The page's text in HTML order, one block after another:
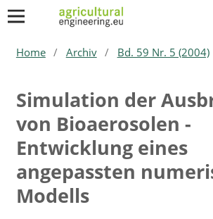
Home / Archiv / Bd. 59 Nr. 5 (2004)
Simulation der
von Bioaerosolen -
Entwicklung eines
angepassten
Modells